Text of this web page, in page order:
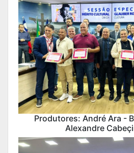
Produtores: André Ara -
Alexandre